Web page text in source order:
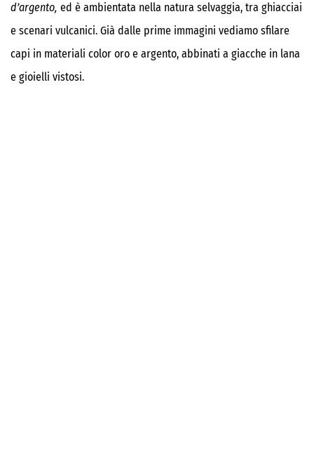
d’argento, ed è ambientata nella natura selvaggia, tra ghiacciai
e scenari vulcanici. Già dalle prime immagini vediamo sfilare
capi in materiali color oro e argento, abbinati a giacche in lana
e gioielli vistosi.